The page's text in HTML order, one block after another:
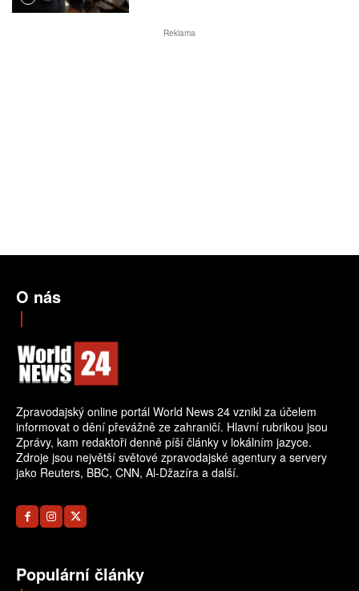
Reklama
O nás
Zpravodajský online portál World News 24 vznikl za účelem
informovat o dění převážně ze zahraničí. Hlavní rubrikou jsou
Zprávy, kam redaktoři denně píší články v lokálním jazyce.
Zdroje jsou největší světové zpravodajské agentury a servery
jako Reuters, BBC, CNN, Al-Džazíra a další.
Populární články